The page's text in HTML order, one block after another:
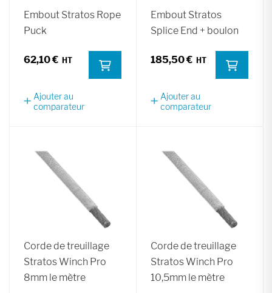
Embout Stratos Rope
Puck
62,10 €
Ajouter au
comparateur
Embout Stratos
Splice End + boulon
185,50 €
Ajouter au
comparateur
Corde de treuillage
Stratos Winch Pro
8mm le mètre
Corde de treuillage
Stratos Winch Pro
10,5mm le mètre